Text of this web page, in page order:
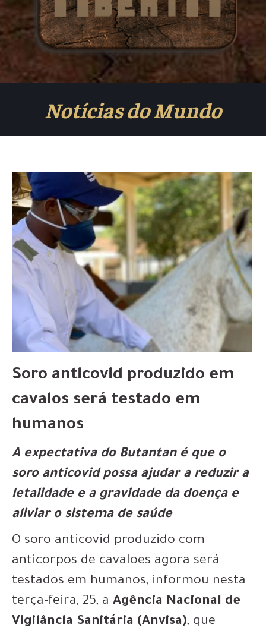
Notícias do Mundo
Soro anticovid produzido em
cavalos será testado em
humanos
A expectativa do Butantan é que o
soro anticovid possa ajudar a reduzir a
letalidade e a gravidade da doença e
aliviar o sistema de saúde
O soro anticovid produzido com
anticorpos de cavaloes agora será
testados em humanos, informou nesta
terça-feira, 25, a Agência Nacional de
Vigilância Sanitária (Anvisa), que